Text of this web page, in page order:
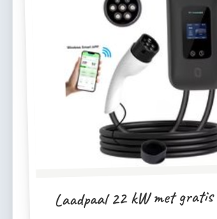
Laadpaal 22 kW met